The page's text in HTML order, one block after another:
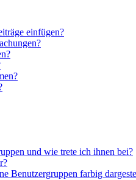
einfügen?
und wie trete ich ihnen bei?
Benutzergruppen farbig